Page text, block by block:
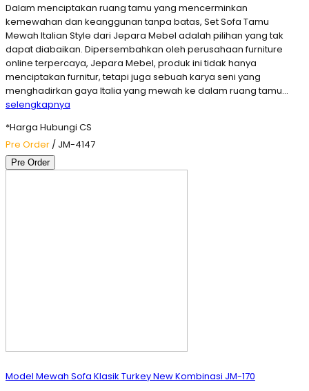
Dalam menciptakan ruang tamu yang mencerminkan
kemewahan dan keanggunan tanpa batas, Set Sofa Tamu
Mewah Italian Style dari Jepara Mebel adalah pilihan yang tak
dapat diabaikan. Dipersembahkan oleh perusahaan furniture
online terpercaya, Jepara Mebel, produk ini tidak hanya
menciptakan furnitur, tetapi juga sebuah karya seni yang
menghadirkan gaya Italia yang mewah ke dalam ruang tamu…
selengkapnya
*Harga Hubungi CS
Pre Order / JM-4147
Pre Order
Model Mewah Sofa Klasik Turkey New Kombinasi JM-170